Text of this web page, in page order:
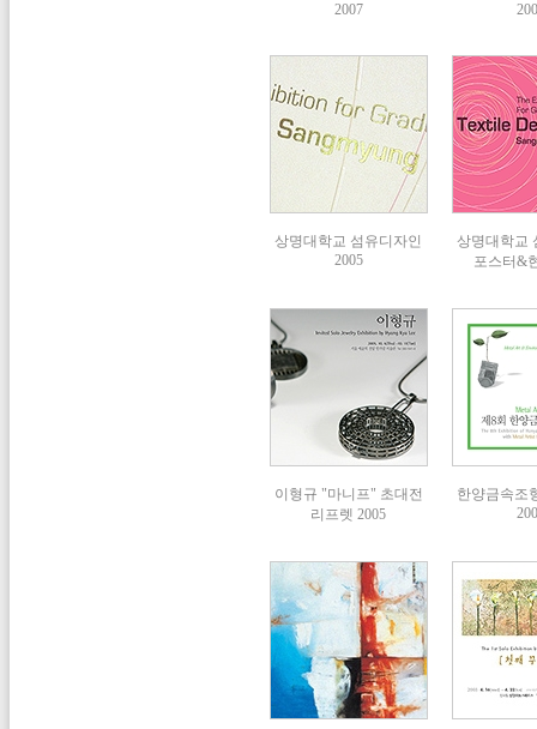
2007
상명대학교 섬유디자인
2005
상명대학교
포스터&
이형규 "마니프" 초대전
리프렛 2005
한양금속조